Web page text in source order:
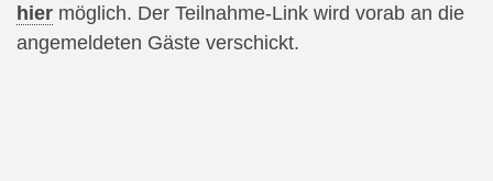
hier möglich. Der Teilnahme‐Link wird vorab an die
angemeldeten Gäste verschickt.